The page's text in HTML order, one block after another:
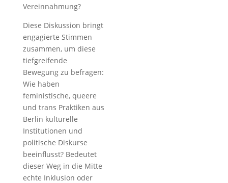
Vereinnahmung?
Diese Diskussion bringt
engagierte Stimmen
zusammen, um diese
tiefgreifende
Bewegung zu befragen:
Wie haben
feministische, queere
und trans Praktiken aus
Berlin kulturelle
Institutionen und
politische Diskurse
beeinflusst? Bedeutet
dieser Weg in die Mitte
echte Inklusion oder